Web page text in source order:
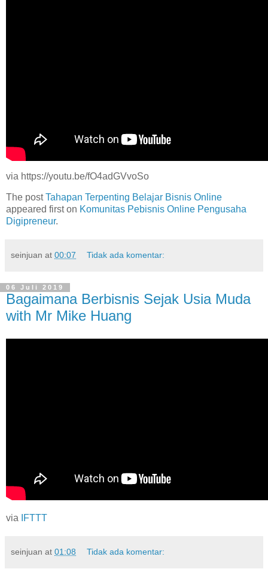
via https://youtu.be/fO4adGVvoSo
The postTahapan Terpenting Belajar Bisnis Online
appeared first on Komunitas Pebisnis Online Pengusaha
Digipreneur.
seinjuan at 00:07 Tidak ada komentar:
06 Juli 2019
Bagaimana Berbisnis Sejak Usia Muda
with Mr Mike Huang
via IFTTT
seinjuan at 01:08 Tidak ada komentar: